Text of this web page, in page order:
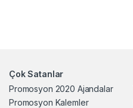
Çok Satanlar
Promosyon 2020 Ajandalar
Promosyon Kalemler